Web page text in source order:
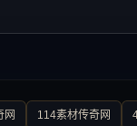
网 114素材传奇网